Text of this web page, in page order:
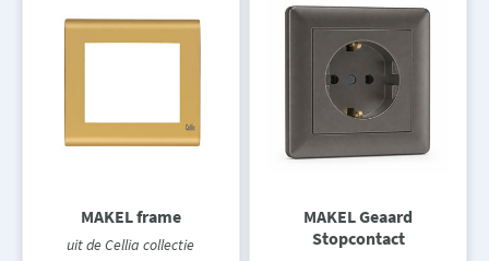
MAKEL frame
uit de Cellia collectie
MAKEL Geaard
Stopcontact